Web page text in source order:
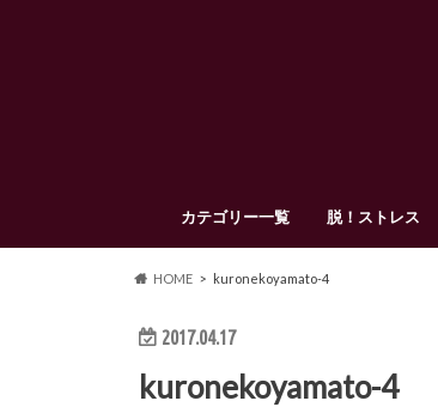
カテゴリー一覧 脱！ストレス
HOME kuronekoyamato-4
2017.04.17
kuronekoyamato-4